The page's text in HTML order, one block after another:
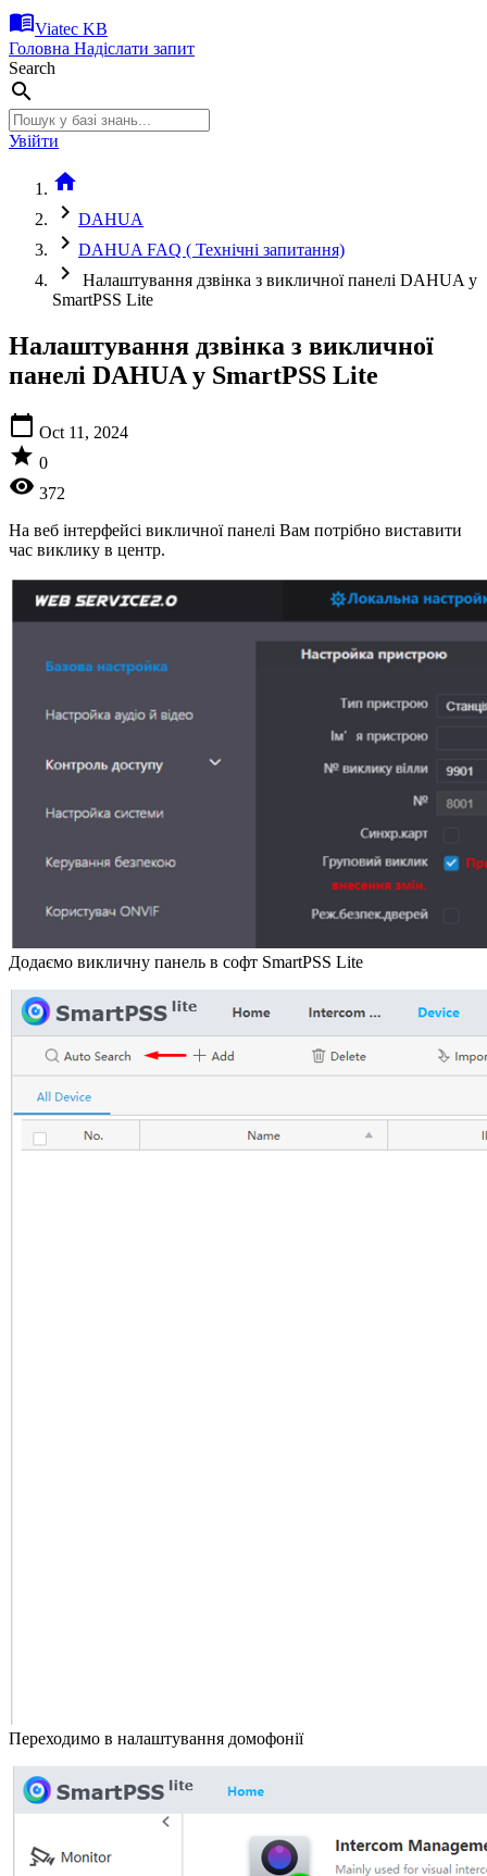
menu_bookViatec KB
Головна Надіслати запит
Search
search
Увійти
home
chevron_right DAHUA
chevron_right DAHUA FAQ ( Технічні запитання)
chevron_right
Налаштування дзвінка з викличної панелі DAHUA у
SmartPSS Lite
Налаштування дзвінка з викличної
панелі DAHUA у SmartPSS Lite
calendar_today Oct 11, 2024
star 0
visibility 372
На веб інтерфейсі викличної панелі Вам потрібно виставити
час виклику в центр.
Додаємо викличну панель в софт SmartPSS Lite
Переходимо в налаштування домофонії